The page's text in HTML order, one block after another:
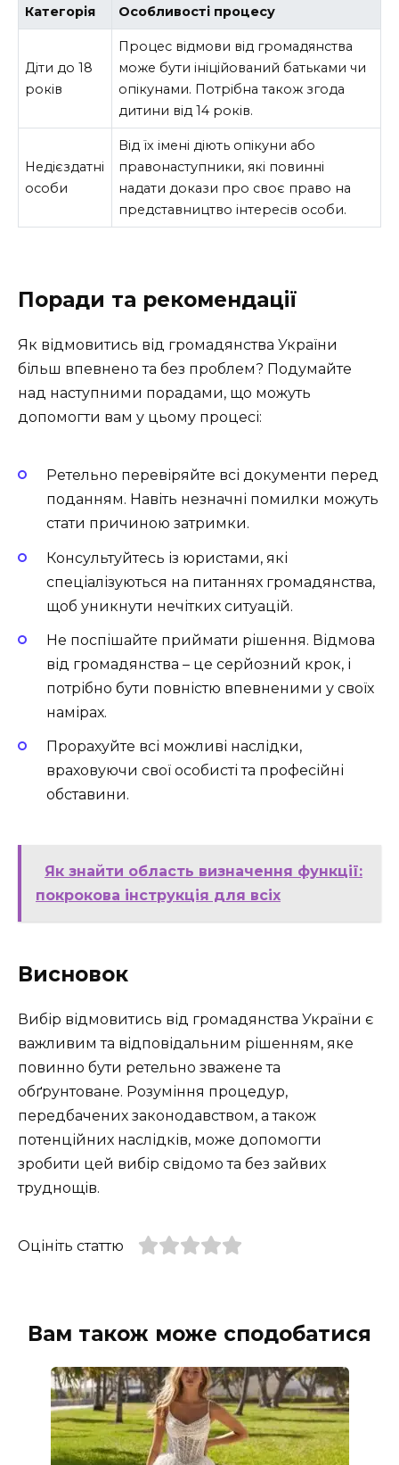
Категорія Особливості процесу
Діти до 18
років
Процес відмови від громадянства
може бути ініційований батьками чи
опікунами. Потрібна також згода
дитини від 14 років.
Недієздатні
особи
Від їх імені діють опікуни або
правонаступники, які повинні
надати докази про своє право на
представництво інтересів особи.
Поради та рекомендації
Як відмовитись від громадянства України
більш впевнено та без проблем? Подумайте
над наступними порадами, що можуть
допомогти вам у цьому процесі:
Ретельно перевіряйте всі документи перед
поданням. Навіть незначні помилки можуть
стати причиною затримки.
Консультуйтесь із юристами, які
спеціалізуються на питаннях громадянства,
щоб уникнути нечітких ситуацій.
Не поспішайте приймати рішення. Відмова
від громадянства – це серйозний крок, і
потрібно бути повністю впевненими у своїх
намірах.
Прорахуйте всі можливі наслідки,
враховуючи свої особисті та професійні
обставини.
Як знайти область визначення функції:
покрокова інструкція для всіх
Висновок
Вибір відмовитись від громадянства України є
важливим та відповідальним рішенням, яке
повинно бути ретельно зважене та
обґрунтоване. Розуміння процедур,
передбачених законодавством, а також
потенційних наслідків, може допомогти
зробити цей вибір свідомо та без зайвих
труднощів.
Оцініть статтю
Вам також може сподобатися